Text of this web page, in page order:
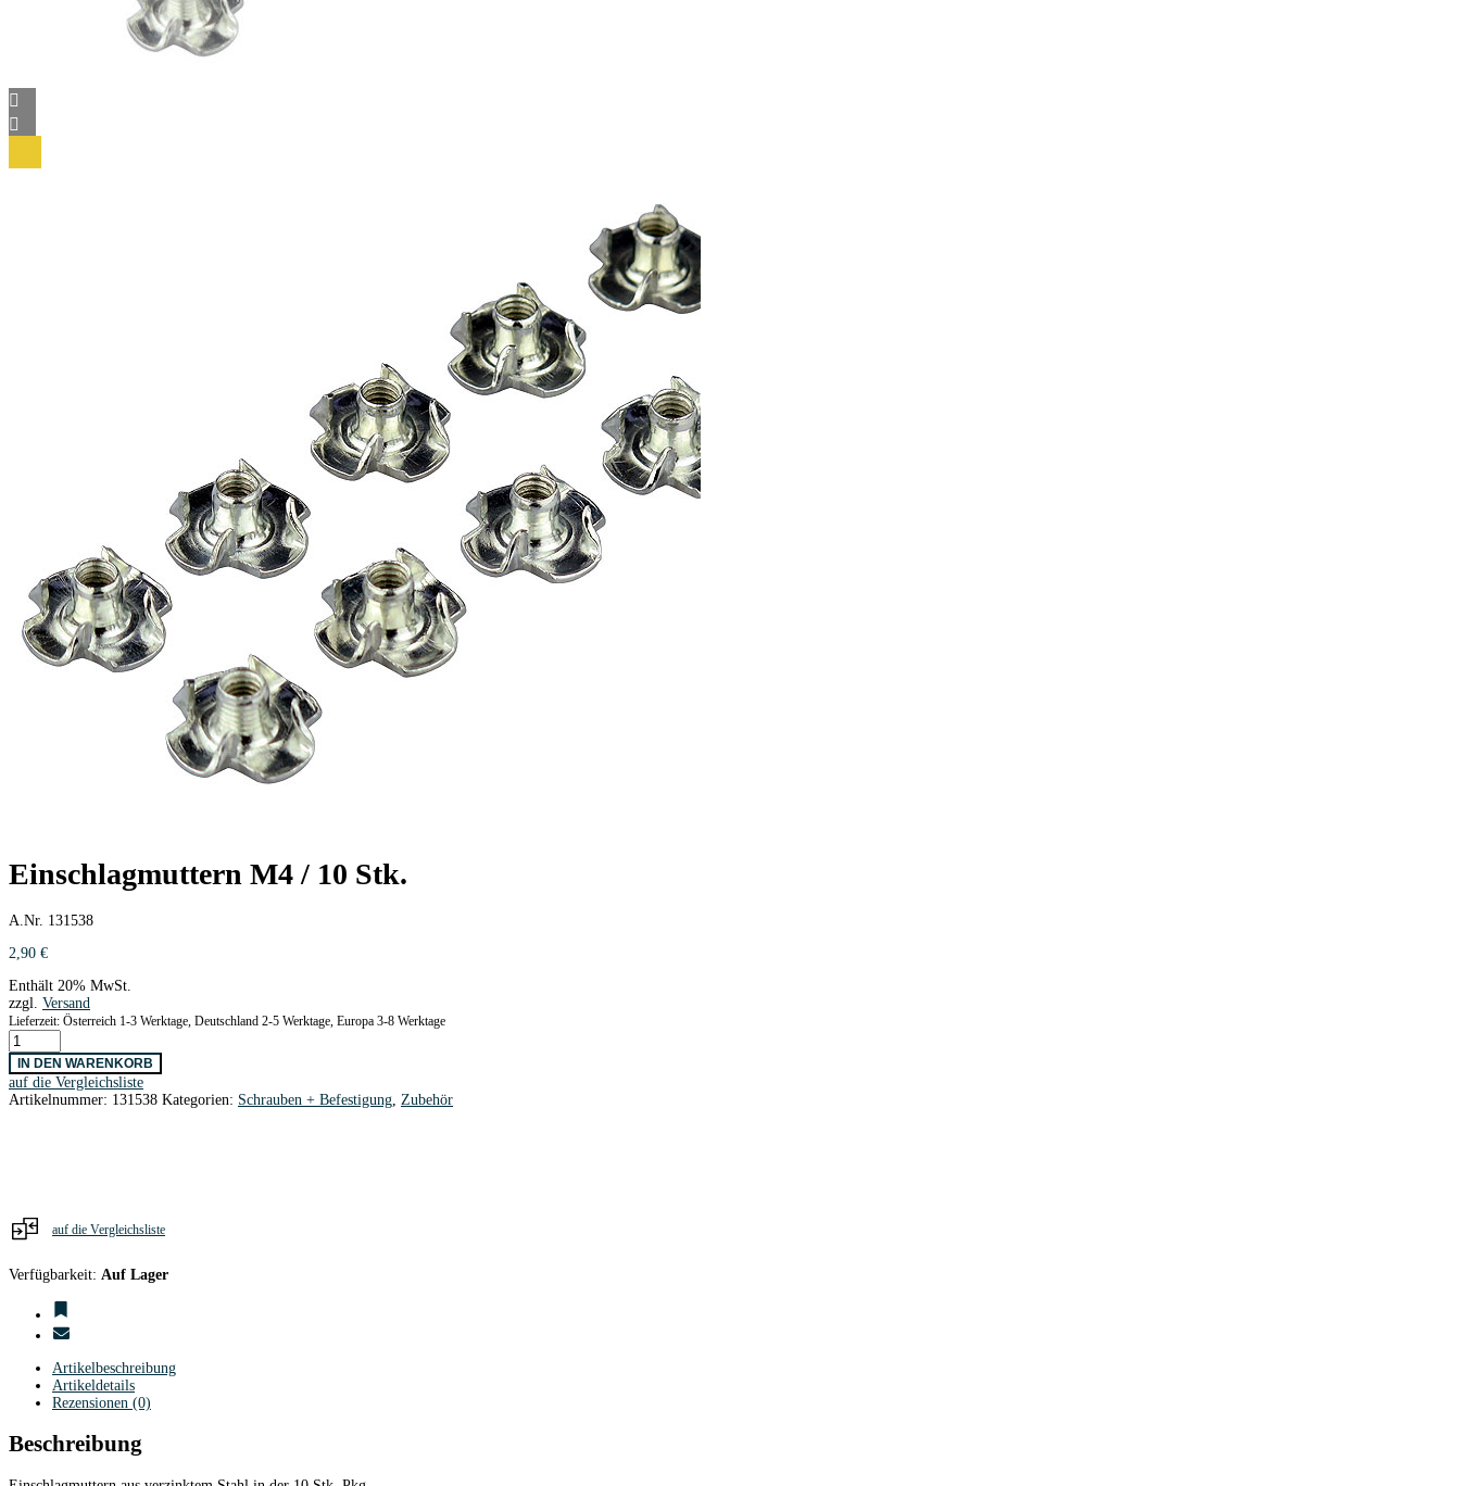
Einschlagmuttern M4 / 10 Stk.
A.Nr. 131538
2,90 €
Enthält 20% MwSt.
zzgl. Versand
Lieferzeit: Österreich 1-3 Werktage, Deutschland 2-5 Werktage, Europa 3-8 Werktage
Einschlagmuttern
M4
/
10
Stk.
IN DEN WARENKORB
auf die Vergleichsliste
Artikelnummer: 131538 Kategorien: Schrauben + Befestigung Zubehör
auf die Vergleichsliste
Verfügbarkeit: Auf Lager
Artikelbeschreibung
Artikeldetails
Rezensionen (0)
Beschreibung